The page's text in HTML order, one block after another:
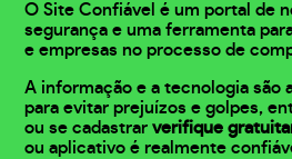
O Site Confiável é um portal de
segurança e uma ferramenta
e empresas no processo de
A informação e a tecnologia são
para evitar prejuízos e golpes,
ou se cadastrarverifique
ou aplicativo é realmente